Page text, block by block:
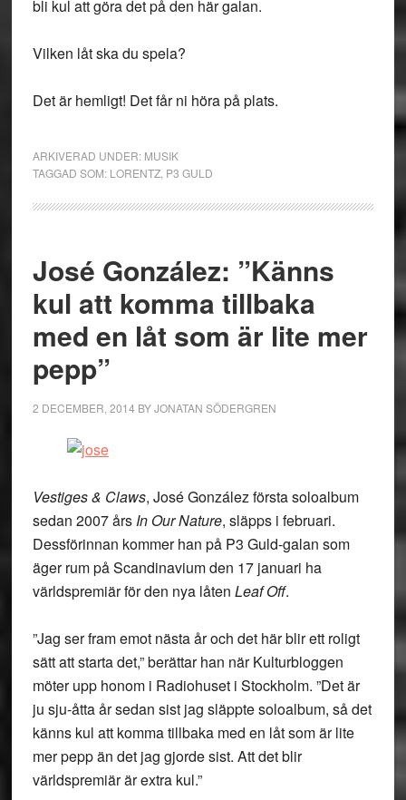
bli kul att göra det på den här galan.
Vilken låt ska du spela?
Det är hemligt! Det får ni höra på plats.
ARKIVERAD UNDER: MUSIK
TAGGAD SOM: LORENTZ, P3 GULD
José González: ”Känns
kul att komma tillbaka
med en låt som är lite mer
pepp”
2 DECEMBER, 2014 BYJONATAN SÖDERGREN
Vestiges & Claws, José González första soloalbum
sedan 2007 års In Our Nature, släpps i februari.
Dessförinnan kommer han på P3 Guld-galan som
äger rum på Scandinavium den 17 januari ha
världspremiär för den nya låten Leaf Off.
”Jag ser fram emot nästa år och det här blir ett roligt
sätt att starta det,” berättar han när Kulturbloggen
möter upp honom i Radiohuset i Stockholm. ”Det är
ju sju-åtta år sedan sist jag släppte soloalbum, så det
känns kul att komma tillbaka med en låt som är lite
mer pepp än det jag gjorde sist. Att det blir
världspremiär är extra kul.”